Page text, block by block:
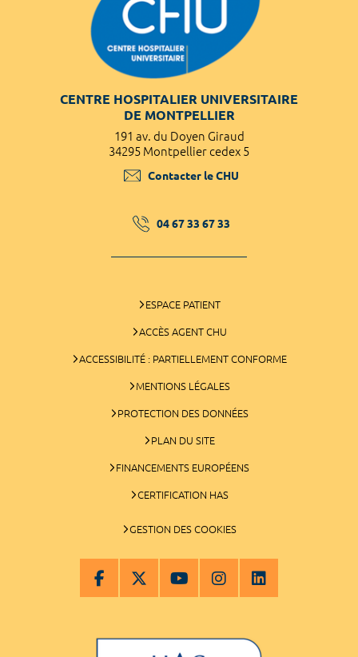
CENTRE HOSPITALIER UNIVERSITAIRE
DE MONTPELLIER
191 av. du Doyen Giraud
34295 Montpellier cedex 5
Contacter le CHU
04 67 33 67 33
ESPACE PATIENT
ACCÈS AGENT CHU
ACCESSIBILITÉ : PARTIELLEMENT CONFORME
MENTIONS LÉGALES
PROTECTION DES DONNÉES
PLAN DU SITE
FINANCEMENTS EUROPÉENS
CERTIFICATION HAS
GESTION DES COOKIES